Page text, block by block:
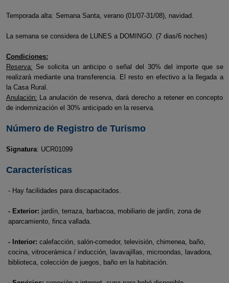
Temporada alta: Semana Santa, verano (01/07-31/08), navidad.
La semana se considera de LUNES a DOMINGO. (7 dias/6 noches)
Condiciones:
Reserva: Se solicita un anticipo o señal del 30% del importe que se
realizará mediante una transferencia. El resto en efectivo a la llegada a
la Casa Rural.
Anulación: La anulación de reserva, dará derecho a retener en concepto
de indemnización el 30% anticipado en la reserva.
Número de Registro de Turismo
Signatura: UCR01099
Características
- Hay facilidades para discapacitados.
- Exterior: jardín, terraza, barbacoa, mobiliario de jardín, zona de
aparcamiento, finca vallada.
- Interior: calefacción, salón-comedor, televisión, chimenea, baño,
cocina, vitrocerámica / inducción, lavavajillas, microondas, lavadora,
biblioteca, colección de juegos, baño en la habitación.